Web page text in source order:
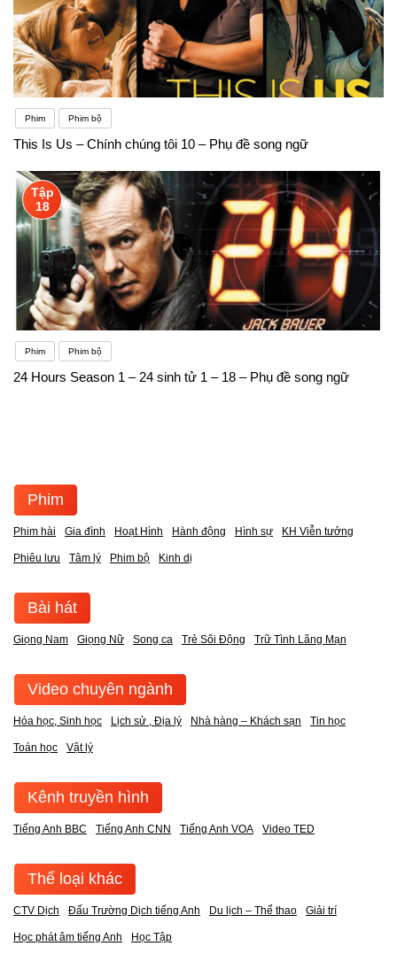
Phim Phim bộ
This Is Us – Chính chúng tôi 10 – Phụ đề song ngữ
Tập
18
Phim Phim bộ
24 Hours Season 1 – 24 sinh tử 1 – 18 – Phụ đề song ngữ
Phim
Phim hài Gia đình Hoạt Hình Hành động Hình sự KH Viễn tưởng
Phiêu lưu Tâm lý Phim bộ Kinh dị
Bài hát
Giọng Nam Giọng Nữ Song ca Trẻ Sôi Động Trữ Tình Lãng Mạn
Video chuyên ngành
Hóa học, Sinh học Lịch sử , Địa lý Nhà hàng – Khách sạn Tin học
Toán học Vật lý
Kênh truyền hình
Tiếng Anh BBC Tiếng Anh CNN Tiếng Anh VOA Video TED
Thể loại khác
CTV Dịch Đấu Trường Dịch tiếng Anh Du lịch – Thể thao Giải trí
Học phát âm tiếng Anh Học Tập